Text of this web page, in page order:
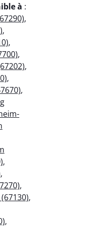
à :
,
,
,
,
,
,
,
,
,
,
,
,